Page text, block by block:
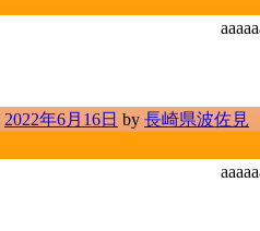
2022年6月16日 by 長崎県波佐見